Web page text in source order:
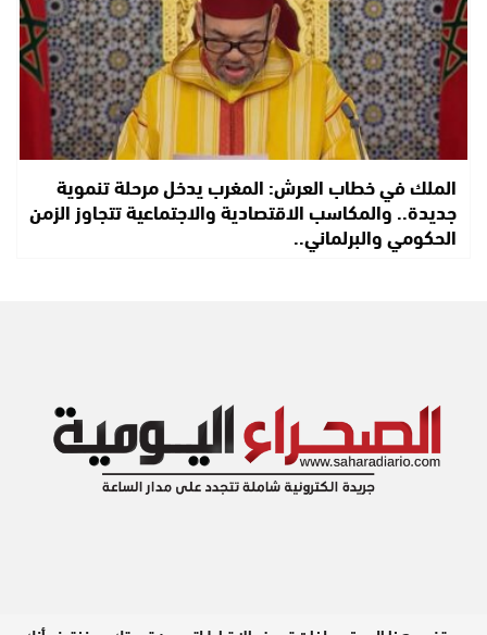
الملك في خطاب العرش: المغرب يدخل مرحلة تنموية
جديدة.. والمكاسب الاقتصادية والاجتماعية تتجاوز الزمن
الحكومي والبرلماني..